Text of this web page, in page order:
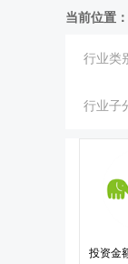
当前位置：
行业类
行业子
投资金